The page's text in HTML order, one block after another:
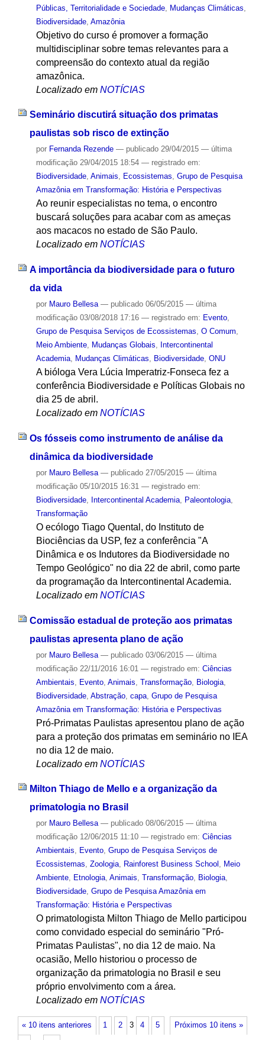
Públicas, Territorialidade e Sociedade, Mudanças Climáticas
Biodiversidade, Amazônia
Objetivo do curso é promover a formação
multidisciplinar sobre temas relevantes para a
compreensão do contexto atual da região
amazônica.
Localizado em NOTÍCIAS
Seminário discutirá situação dos primatas
paulistas sob risco de extinção
por Fernanda Rezende — publicado29/04/2015 — última
modificação29/04/2015 18:54 — registrado em:
Biodiversidade, Animais, Ecossistemas, Grupo de Pesquisa
Amazônia em Transformação: História e Perspectivas
Ao reunir especialistas no tema, o encontro
buscará soluções para acabar com as ameças
aos macacos no estado de São Paulo.
Localizado em NOTÍCIAS
A importância da biodiversidade para o futuro
da vida
por Mauro Bellesa — publicado06/05/2015 — última
modificação03/08/2018 17:16 — registrado em: Evento,
Grupo de Pesquisa Serviços de Ecossistemas, O Comum,
Meio Ambiente, Mudanças Globais, Intercontinental
Academia, Mudanças Climáticas, Biodiversidade, ONU
A bióloga Vera Lúcia Imperatriz-Fonseca fez a
conferência Biodiversidade e Políticas Globais no
dia 25 de abril.
Localizado em NOTÍCIAS
Os fósseis como instrumento de análise da
dinâmica da biodiversidade
por Mauro Bellesa — publicado27/05/2015 — última
modificação05/10/2015 16:31 — registrado em:
Biodiversidade, Intercontinental Academia, Paleontologia,
Transformação
O ecólogo Tiago Quental, do Instituto de
Biociências da USP, fez a conferência "A
Dinâmica e os Indutores da Biodiversidade no
Tempo Geológico" no dia 22 de abril, como parte
da programação da Intercontinental Academia.
Localizado em NOTÍCIAS
Comissão estadual de proteção aos primatas
paulistas apresenta plano de ação
por Mauro Bellesa — publicado03/06/2015 — última
modificação22/11/2016 16:01 — registrado em: Ciências
Ambientais
Evento, Animais Transformação, Biologia,
Biodiversidade, Abstração, capa, Grupo de Pesquisa
Amazônia em Transformação: História e Perspectivas
Pró-Primatas Paulistas apresentou plano de ação
para a proteção dos primatas em seminário no IEA
no dia 12 de maio.
Localizado em NOTÍCIAS
Milton Thiago de Mello e a organização da
primatologia no Brasil
por Mauro Bellesa — publicado08/06/2015 — última
modificação12/06/2015 11:10 — registrado em: Ciências
Ambientais, Evento, Grupo de Pesquisa Serviços de
Ecossistemas, Zoologia, Rainforest Business School , Meio
Ambiente, Etnologia, Animais, Transformação, Biologia,
Biodiversidade, Grupo de Pesquisa Amazônia em
Transformação: História e Perspectivas
O primatologista Milton Thiago de Mello participou
como convidado especial do seminário "Pró-
Primatas Paulistas", no dia 12 de maio. Na
ocasião, Mello historiou o processo de
organização da primatologia no Brasil e seu
próprio envolvimento com a área.
Localizado em NOTÍCIAS
« 10 itens anteriores Próximos 10 itens »
1 2 3 4 5